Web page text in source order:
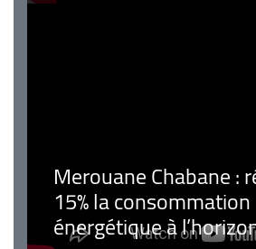
Merouane Chabane :
15% la consommation
énergétique à